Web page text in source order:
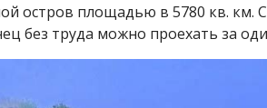
остров площадью в 5780 кв. км. С
без труда можно проехать за